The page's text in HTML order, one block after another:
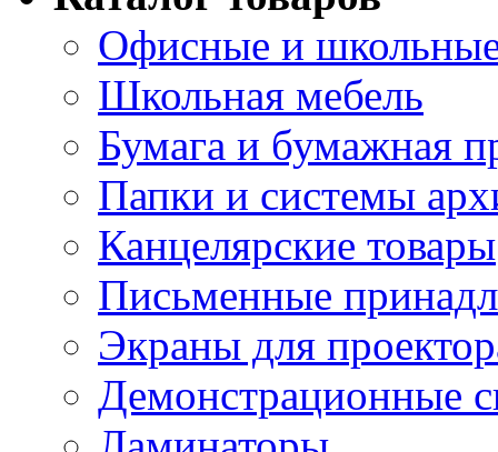
Офисные и
Школьная мебель
Бумага и бумажная
Папки и системы
Канцелярские товары
Письменные
Экраны для
Демонстрационные